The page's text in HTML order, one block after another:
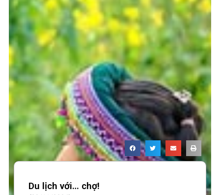
Du lịch với… chợ!